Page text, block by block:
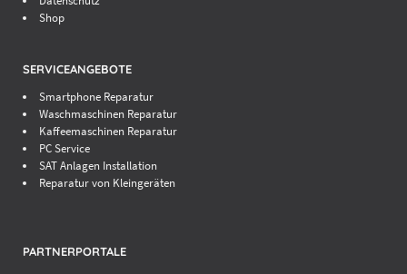
Shop
SERVICEANGEBOTE
Smartphone Reparatur
Waschmaschinen Reparatur
Kaffeemaschinen Reparatur
PC Service
SAT Anlagen Installation
Reparatur von Kleingeräten
PARTNERPORTALE